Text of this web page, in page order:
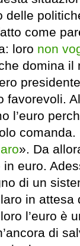
delle
come
loro non
domina il
l’euro
». Da
euro.
di un
in attesa
l’euro è
di